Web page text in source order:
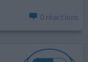
0 réactions